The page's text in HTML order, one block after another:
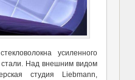
усиленного
Над внешним видом
студия Liebmann,